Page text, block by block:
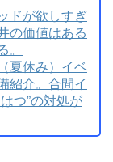
ドが欲しすぎ
の価値はある
。
夏休み）イベ
紹介。合間イ
つ”の対処が